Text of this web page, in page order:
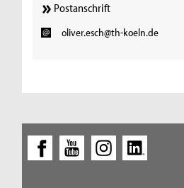
Postanschrift
oliver.esch@th-koeln.de